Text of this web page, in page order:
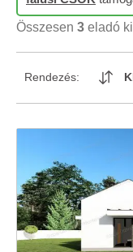
Összesen 3 eladó
Rendezés: